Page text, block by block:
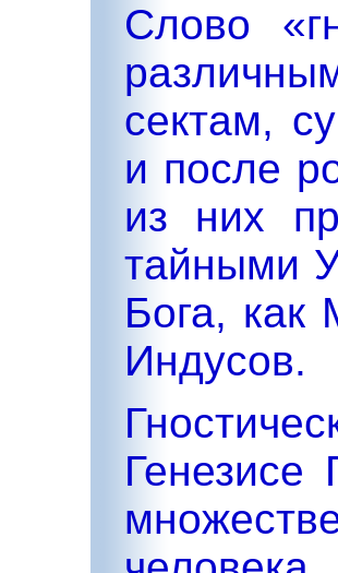
Слово
сектам,
и после
из них
тайными
Бога, как
Индусов.
Генезисе